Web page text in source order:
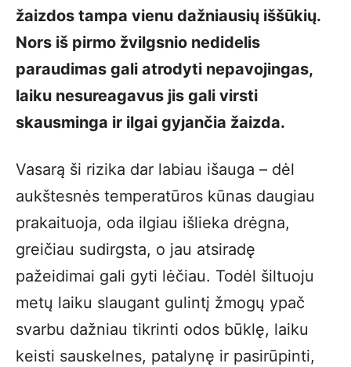
žaizdos tampa vienu dažniausių iššūkių.
Nors iš pirmo žvilgsnio nedidelis
paraudimas gali atrodyti nepavojingas,
laiku nesureagavus jis gali virsti
skausminga ir ilgai gyjančia žaizda.
Vasarą ši rizika dar labiau išauga – dėl
aukštesnės temperatūros kūnas daugiau
prakaituoja, oda ilgiau išlieka drėgna,
greičiau sudirgsta, o jau atsiradę
pažeidimai gali gyti lėčiau. Todėl šiltuoju
metų laiku slaugant gulintį žmogų ypač
svarbu dažniau tikrinti odos būklę, laiku
keisti sauskelnes, patalynę ir pasirūpinti,